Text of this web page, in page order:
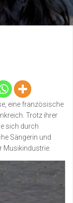
eine französische
Trotz ihrer
sich durch
Sängerin und
Musikindustrie.